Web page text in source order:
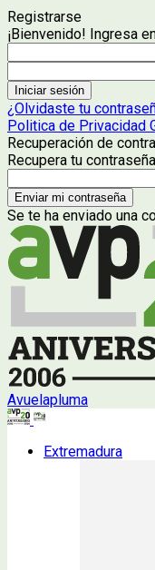
Registrarse
¡Bienvenido! Ingresa
¿Olvidaste tu
Politica de Privacidad
Recuperación de
Recupera tu contraseña
Se te ha enviado una
Avuelapluma
Extremadura